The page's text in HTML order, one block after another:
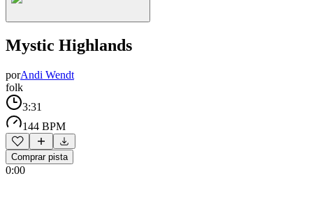
Mystic Highlands
porAndi Wendt
folk
3:31
144 BPM
Comprar pista
0:00